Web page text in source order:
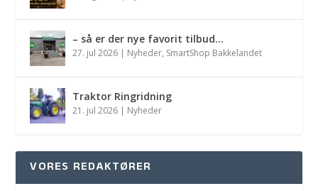
– så er der nye favorit tilbud…
27. jul 2026 | Nyheder, SmartShop Bakkelandet
Traktor Ringridning
21. jul 2026 | Nyheder
VORES REDAKTØRER